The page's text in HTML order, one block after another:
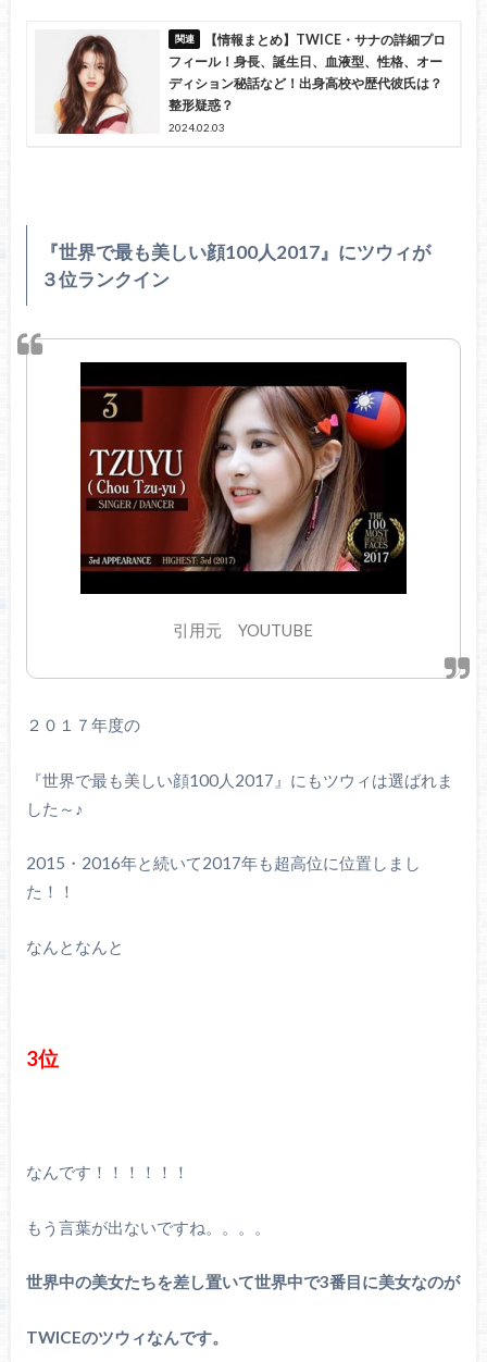
【情報まとめ】TWICE・サナの詳細プロ
フィール！身長、誕生日、血液型、性格、オー
ディション秘話など！出身高校や歴代彼氏は？
整形疑惑？
2024.02.03
『世界で最も美しい顔100人2017』にツウィが
３位ランクイン
引用元 YOUTUBE
２０１７年度の
『世界で最も美しい顔100人2017』にもツウィは選ばれま
した～♪
2015・2016年と続いて2017年も超高位に位置しまし
た！！
なんとなんと
3位
なんです！！！！！！
もう言葉が出ないですね。。。。
世界中の美女たちを差し置いて世界中で3番目に美女なのが
TWICEのツウィなんです。